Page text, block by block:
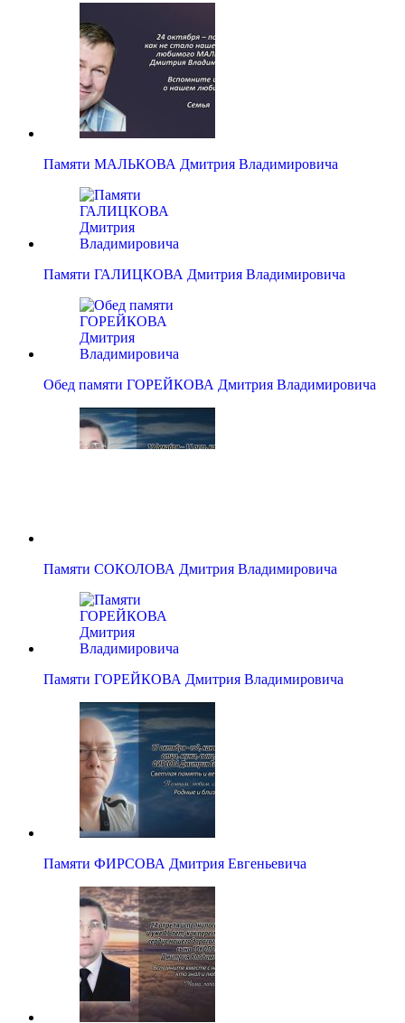
Памяти МАЛЬКОВА Дмитрия Владимировича
Памяти ГАЛИЦКОВА Дмитрия Владимировича
Обед памяти ГОРЕЙКОВА Дмитрия Владимировича
Памяти СОКОЛОВА Дмитрия Владимировича
Памяти ГОРЕЙКОВА Дмитрия Владимировича
Памяти ФИРСОВА Дмитрия Евгеньевича